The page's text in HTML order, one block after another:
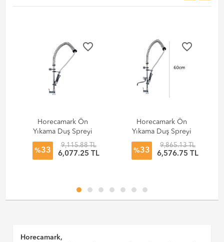
favorite_border
Horecamark Ön
Yıkama Duş Spreyi
- Tezgaha Monte
Aç Kapa
Endüstriyel Mutfak
%33
9,115.88 TL
6,077.25 TL
favorite_border
Horecamark Ön
Yıkama Duş Spreyi
Bar Tipi Kısa Ara
Musluk Aç Kapa
Kod: 110
%33
9,865.13 TL
6,576.75 TL
Horecamark,